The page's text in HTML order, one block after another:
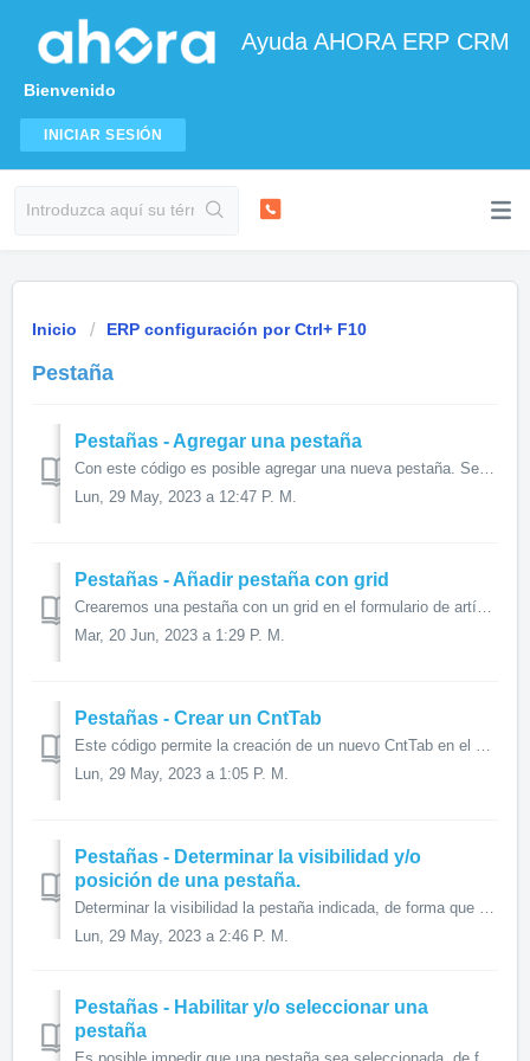
Ayuda AHORA ERP CRM
Bienvenido
INICIAR SESIÓN
Inicio ERP configuración por Ctrl+ F10
Pestaña
Pestañas - Agregar una pestaña
Con este código es posible agregar una nueva pestaña. Será necesario crear un panel y, al crear la pestaña, asociarle dicho panel. De esta forma, los objeto...
Lun, 29 May, 2023 a 12:47 P. M.
Pestañas - Añadir pestaña con grid
Crearemos una pestaña con un grid en el formulario de artículos donde listaremos los pedidos relacionados al artículo. Es interesante porque la sql de la gr...
Mar, 20 Jun, 2023 a 1:29 P. M.
Pestañas - Crear un CntTab
Este código permite la creación de un nuevo CntTab en el panel deseado, donde podremos agregar pestañas a voluntad. Código VB6: Set lTabEfectos = gFor...
Lun, 29 May, 2023 a 1:05 P. M.
Pestañas - Determinar la visibilidad y/o
posición de una pestaña.
Determinar la visibilidad la pestaña indicada, de forma que se muestre o no. Si quiero mover de posición la pestaña, debo de usar la propiedad Move del cont...
Lun, 29 May, 2023 a 2:46 P. M.
Pestañas - Habilitar y/o seleccionar una
pestaña